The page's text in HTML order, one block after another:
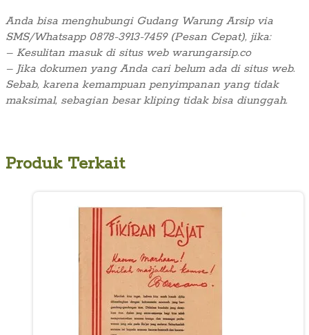
Anda bisa menghubungi Gudang Warung Arsip via
SMS/Whatsapp 0878-3913-7459 (Pesan Cepat), jika:
– Kesulitan masuk di situs web warungarsip.co
– Jika dokumen yang Anda cari belum ada di situs web.
Sebab, karena kemampuan penyimpanan yang tidak
maksimal, sebagian besar kliping tidak bisa diunggah.
Produk Terkait